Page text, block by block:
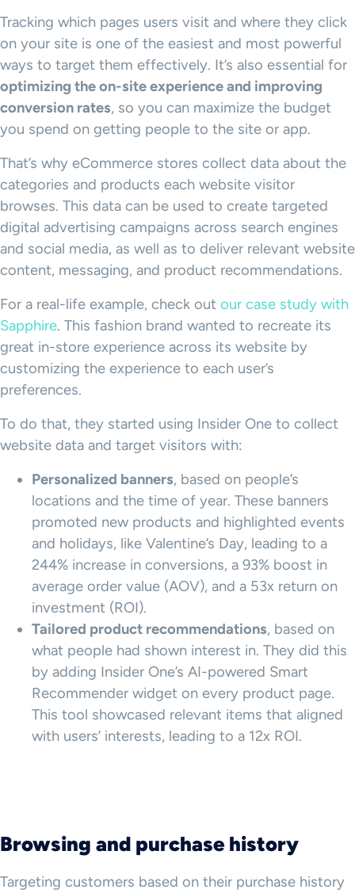
Tracking which pages users visit and where they click
on your site is one of the easiest and most powerful
ways to target them effectively. It’s also essential for
optimizing theon-siteexperience and improving
conversion rates, so you can maximize the budget
you spend on getting people to the site or app.
That’s why eCommerce stores collect data about the
categories and products each website visitor
browses. This data can be used to create targeted
digital advertising campaigns across search engines
and social media, as well as to deliver relevant website
content, messaging, and product recommendations.
For a real-life example, check out our case study with
Sapphire. This fashion brand wanted to recreate its
great in-store experience across its website by
customizing the experience to each user’s
preferences.
To do that, they started using Insider One to collect
website data and target visitors with:
Personalized banners, based on people’s
locations and the time of year. These banners
promoted new products and highlighted events
and holidays, like Valentine’s Day, leading to a
244% increase in conversions, a 93% boost in
average order value (AOV), and a 53x return on
investment (ROI).
Tailored product recommendations, based on
what people had shown interest in. They did this
by adding Insider One’s AI-powered Smart
Recommender widget on every product page.
This tool showcased relevant items that aligned
with users’ interests, leading to a 12x ROI.
Browsing and purchase history
Targeting customers based on their purchase history